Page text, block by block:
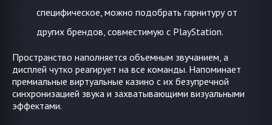
специфическое, можно подобрать гарнитуру от
других брендов, совместимую с PlayStation.
Пространство наполняется объемным звучанием, а
дисплей чутко реагирует на все команды. Напоминает
премиальные виртуальные казино с их безупречной
синхронизацией звука и захватывающими визуальными
эффектами.